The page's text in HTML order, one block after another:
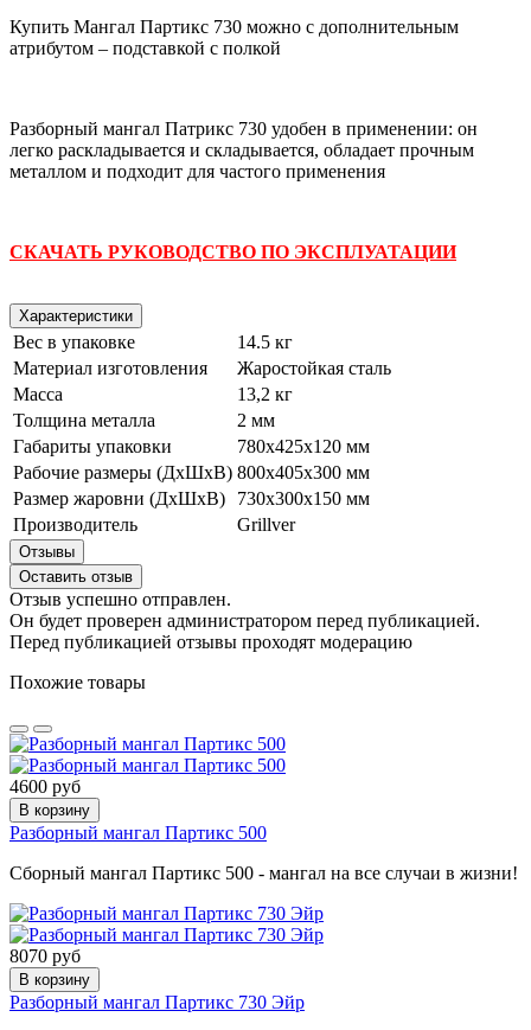
Купить Мангал Партикс 730 можно с дополнительным
атрибутом – подставкой с полкой
Разборный мангал Патрикс 730 удобен в применении: он
легко раскладывается и складывается, обладает прочным
металлом и подходит для частого применения
СКАЧАТЬ РУКОВОДСТВО ПО ЭКСПЛУАТАЦИИ
Характеристики
Вес в упаковке
14.5 кг
Материал изготовления
Жаростойкая сталь
Масса
13,2 кг
Толщина металла
2 мм
Габариты упаковки
780х425х120 мм
Рабочие размеры (ДхШхВ) 800х405х300 мм
Размер жаровни (ДхШхВ)
730х300х150 мм
Производитель
Grillver
Отзывы
Оставить отзыв
Отзыв успешно отправлен.
Он будет проверен администратором перед публикацией.
Перед публикацией отзывы проходят модерацию
Похожие товары
4600 руб
В корзину
Разборный мангал Партикс 500
Сборный мангал Партикс 500 - мангал на все случаи в жизни!
8070 руб
В корзину
Разборный мангал Партикс 730 Эйр